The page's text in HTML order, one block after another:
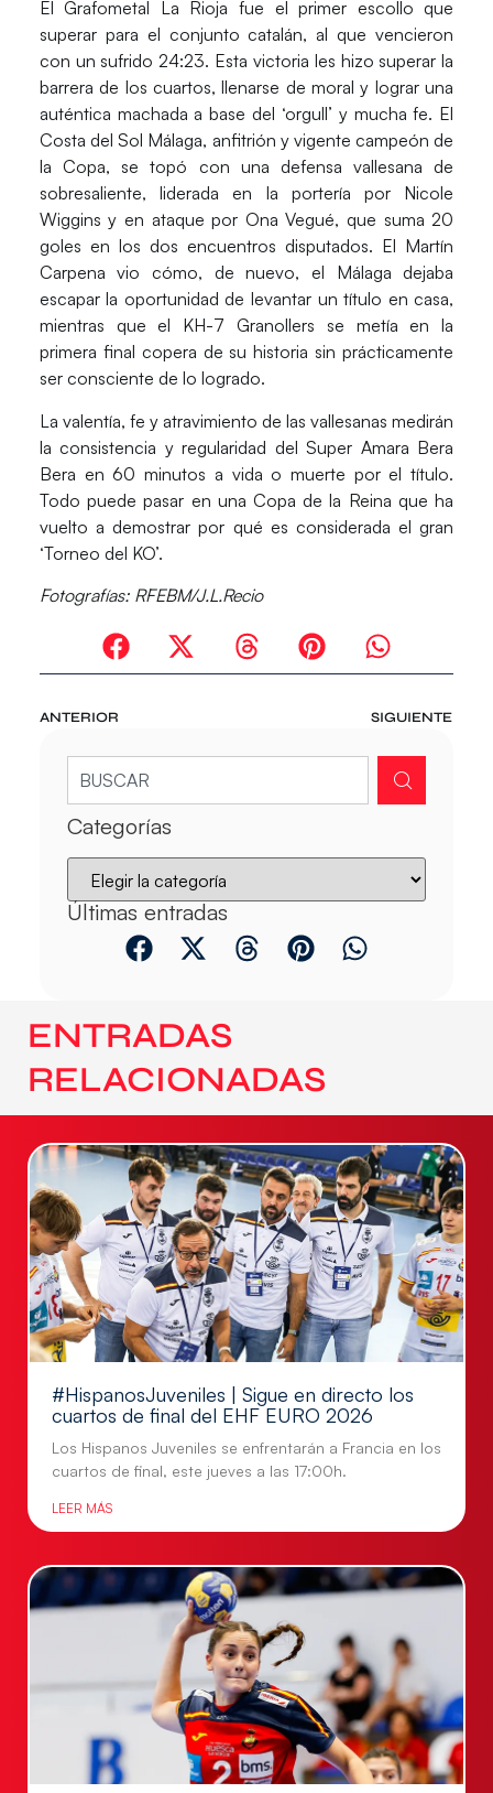
ElGrafometal La Rioja fue el primer escollo que
superar para el conjunto catalán, al que vencieron
con un sufrido 24:23. Esta victoria les hizo superar la
barrera de los cuartos, llenarse de moral y lograr una
auténtica machada a base del ‘orgull’ y mucha fe. El
Costa del Sol Málaga, anfitrión y vigente campeón de
la Copa, se topó con una defensa vallesana de
sobresaliente, liderada en la portería por Nicole
Wiggins y en ataque por Ona Vegué, que suma 20
goles en los dos encuentros disputados. El Martín
Carpena vio cómo, de nuevo, el Málaga dejaba
escapar la oportunidad de levantar un título en casa,
mientras que el KH-7 Granollers se metía en la
primera final copera de su historia sin prácticamente
ser consciente de lo logrado.
La valentía, fe y atravimiento de las vallesanas medirán
la consistencia y regularidad delSuper Amara Bera
Bera en 60 minutos a vida o muerte por el título.
Todo puede pasar en una Copa de la Reina que ha
vuelto a demostrar por qué es considerada el gran
‘Torneo del KO’.
Fotografías: RFEBM/J.L.Recio
ANTERIOR SIGUIENTE
Categorías
Últimas entradas
ENTRADAS
RELACIONADAS
#HispanosJuveniles | Sigue en directo los
cuartos de final del EHF EURO 2026
Los Hispanos Juveniles se enfrentarán a Francia en los
cuartos de final, este jueves a las 17:00h.
LEER MÁS